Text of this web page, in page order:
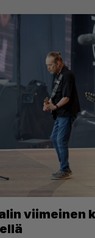
viimeinen